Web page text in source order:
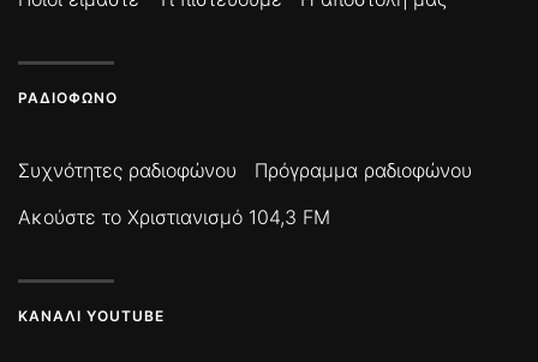
ΡΑΔΙΌΦΩΝΟ
Συχνότητες ραδιοφώνου
Πρόγραμμα ραδιοφώνου
Ακούστε το Χριστιανισμό 104,3 FM
ΚΑΝΆΛΙ YOUTUBE